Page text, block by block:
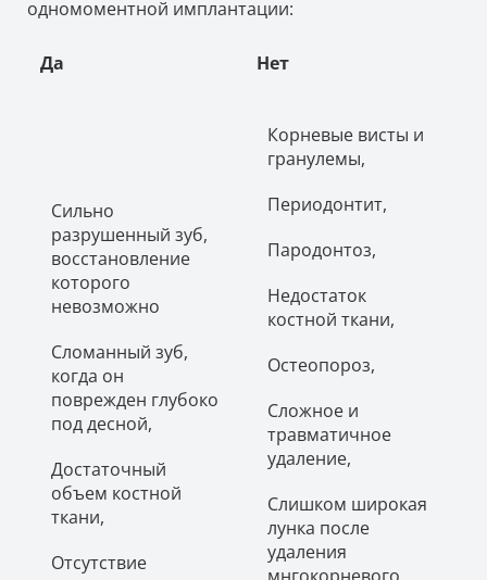
одномоментной имплантации:
Да Нет
Сильно
разрушенный зуб,
восстановление
которого
невозможно
Сломанный зуб,
когда он
поврежден глубоко
под десной,
Достаточный
объем костной
ткани,
Отсутствие
Корневые висты и
гранулемы,
Периодонтит,
Пародонтоз,
Недостаток
костной ткани,
Остеопороз,
Сложное и
травматичное
удаление,
Слишком широкая
лунка после
удаления